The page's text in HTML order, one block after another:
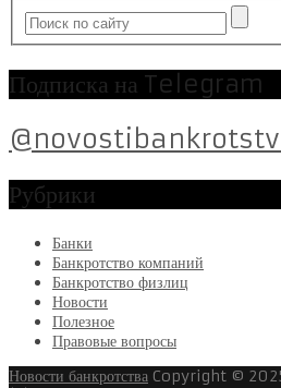
Подписка на Telegram
Рубрики
Банки
Банкротство компаний
Банкротство физлиц
Новости
Полезное
Правовые вопросы
Новости банкротства Copyright ©